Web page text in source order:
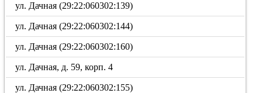
ул. Дачная (29:22:060302:139)
ул. Дачная (29:22:060302:144)
ул. Дачная (29:22:060302:160)
ул. Дачная, д. 59, корп. 4
ул. Дачная (29:22:060302:155)